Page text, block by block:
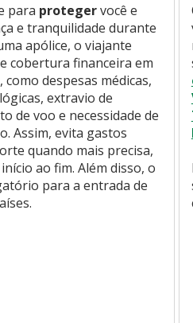
para protegervocê e
e tranquilidade durante
apólice, o viajante
cobertura financeira em
despesas médicas,
extravio de
de voo e necessidade de
Assim, evita gastos
quando mais precisa,
ao fim. Além disso, o
para a entrada de